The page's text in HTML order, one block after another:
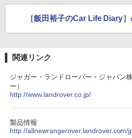
［飯田裕子のCar Life Diary
関連リンク
ジャガー・ランドローバー・ジャパン
ー）
http://www.landrover.co.jp/
製品情報
http://allnewrangerover.landrover.com/